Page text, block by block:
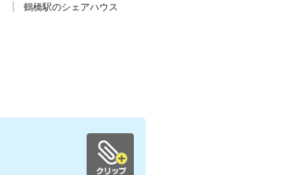
鶴橋駅のシェアハウス